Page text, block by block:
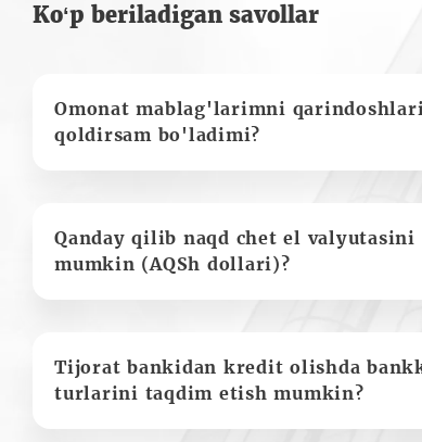
Ko‘p beriladigan savollar
Omonat mablag'larimni
qoldirsam bo'ladimi?
Qanday qilib naqd chet el
mumkin (AQSh dollari)?
Tijorat bankidan kredit olishda
turlarini taqdim etish mumkin?